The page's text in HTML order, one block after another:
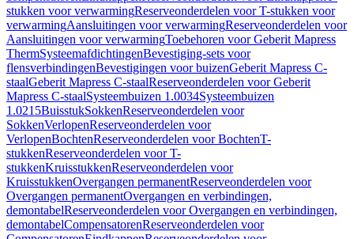
stukken voor verwarmingReserveonderdelen voor T-stukken voor
verwarmingAansluitingen voor verwarmingReserveonderdelen voor
Aansluitingen voor verwarmingToebehoren voor Geberit Mapress
ThermSysteemafdichtingenBevestiging-sets voor
flensverbindingenBevestigingen voor buizenGeberit Mapress C-
staalGeberit Mapress C-staalReserveonderdelen voor Geberit
Mapress C-staalSysteembuizen 1.0034Systeembuizen
1.0215BuisstukSokkenReserveonderdelen voor
SokkenVerlopenReserveonderdelen voor
VerlopenBochtenReserveonderdelen voor BochtenT-
stukkenReserveonderdelen voor T-
stukkenKruisstukkenReserveonderdelen voor
KruisstukkenOvergangen permanentReserveonderdelen voor
Overgangen permanentOvergangen en verbindingen,
demontabelReserveonderdelen voor Overgangen en verbindingen,
demontabelCompensatorenReserveonderdelen voor